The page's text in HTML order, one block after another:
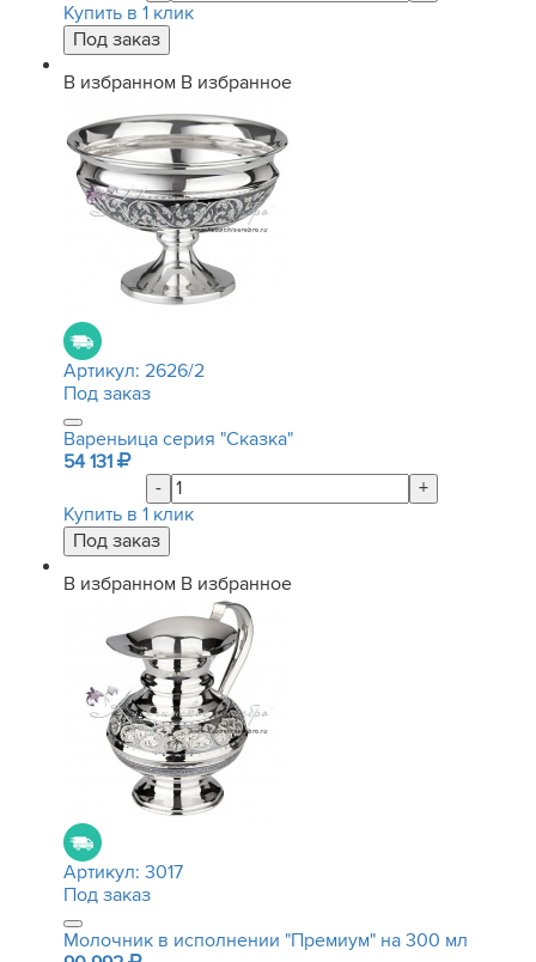
Купить в 1 клик
В избранном В избранное
Артикул: 2626/2
Под заказ
Вареньица серия "Сказка"
54 131
-
+
Купить в 1 клик
В избранном В избранное
Артикул: 3017
Под заказ
Молочник в исполнении "Премиум" на 300 мл